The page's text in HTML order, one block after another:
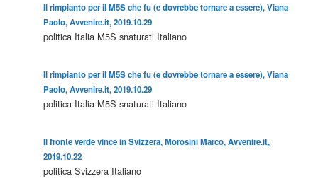
Il rimpianto per il M5S che fu (e dovrebbe tornare a essere), Viana
Paolo, Avvenire.it, 2019.10.29
politica Italia M5S snaturati Italiano
Il rimpianto per il M5S che fu (e dovrebbe tornare a essere), Viana
Paolo, Avvenire.it, 2019.10.29
politica Italia M5S snaturati Italiano
Il fronte verde vince in Svizzera, Morosini Marco, Avvenire.it,
2019.10.22
politica Svizzera Italiano